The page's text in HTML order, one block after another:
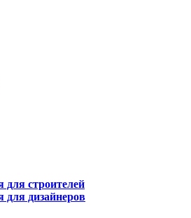
для строителей
для дизайнеров